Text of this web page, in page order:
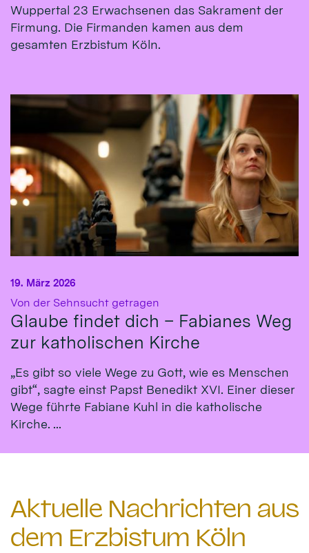
Wuppertal 23 Erwachsenen das Sakrament der
Firmung. Die Firmanden kamen aus dem
gesamten Erzbistum Köln.
Von der Sehnsucht getragen
Glaube findet dich – Fabianes Weg
zur katholischen Kirche
19. März 2026
„Es gibt so viele Wege zu Gott, wie es Menschen
gibt“, sagte einst Papst Benedikt XVI. Einer dieser
Wege führte Fabiane Kuhl in die katholische
Kirche. ...
Aktuelle Nachrichten aus
dem Erzbistum Köln